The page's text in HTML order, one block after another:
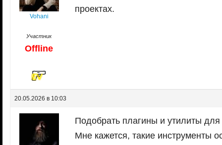
Vohani
Участник
Offline
проектах.
20.05.2026 в 10:03
Подобрать плагины и утилиты
Мне кажется, такие инструменты